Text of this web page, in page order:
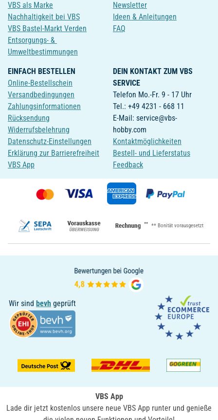
VBS als Marke
Nachhaltigkeit bei VBS
VBS Bastel-Markt Verden
Entsorgungs- &
Umweltbestimmungen
Newsletter
Ideen & Anleitungen
FAQ
EINFACH BESTELLEN
Online-Bestellschein
Versandbedingungen
Zahlungsinformationen
Rücksendung
Widerrufsbelehrung
Datenschutz-Einstellungen
Erklärung zur Barrierefreiheit
VBS App
DEIN KONTAKT ZUM VBS
SERVICE
Telefon Mo.-Fr. 9 - 17 Uhr
Tel.: +49 4231 - 668 11
E-Mail: service@vbs-
hobby.com
Kontaktmöglichkeiten
Bestell- und Lieferstatus
Feedback
** ** Bonität vorausgesetzt
Wir sind bevh geprüft
VBS App
Lade dir jetzt kostenlos unsere neue VBS App runter und genieße